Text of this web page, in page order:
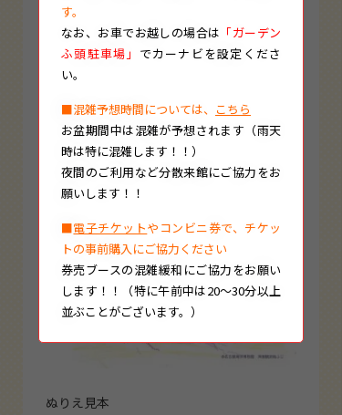
ぬり絵見本
ぬりえ見本
す。
なお、 お車でお越しの場合は 「ガーデン
ふ頭駐車場」 でカーナビを設定くださ
い。
■混雑予想時間については、 こちら
お盆期間中は混雑が予想されます（雨天
時は特に混雑します！！）
夜間のご利用など分散来館にご協力をお
願いします！！
■電子チケットやコンビニ券で、チケッ
トの事前購入にご協力ください
券売ブースの混雑緩和にご協力をお願い
します！！（特に午前中は20～30分以上
並ぶことがございます。）